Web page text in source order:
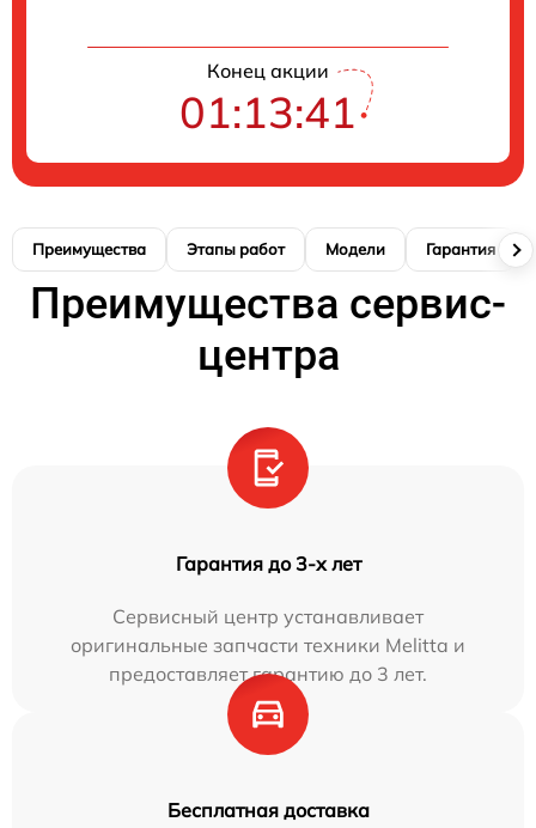
Конец акции
01:13:41
Преимущества Этапы работ Модели Гарантия
Преимущества сервис-
центра
Гарантия до 3-х лет
Сервисный центр устанавливает
оригинальные запчасти техники Melitta и
предоставляет гарантию до 3 лет.
Бесплатная доставка